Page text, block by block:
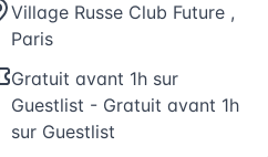
Village Russe Club Future ,
Paris
Gratuit avant 1h sur
Guestlist - Gratuit avant 1h
sur Guestlist